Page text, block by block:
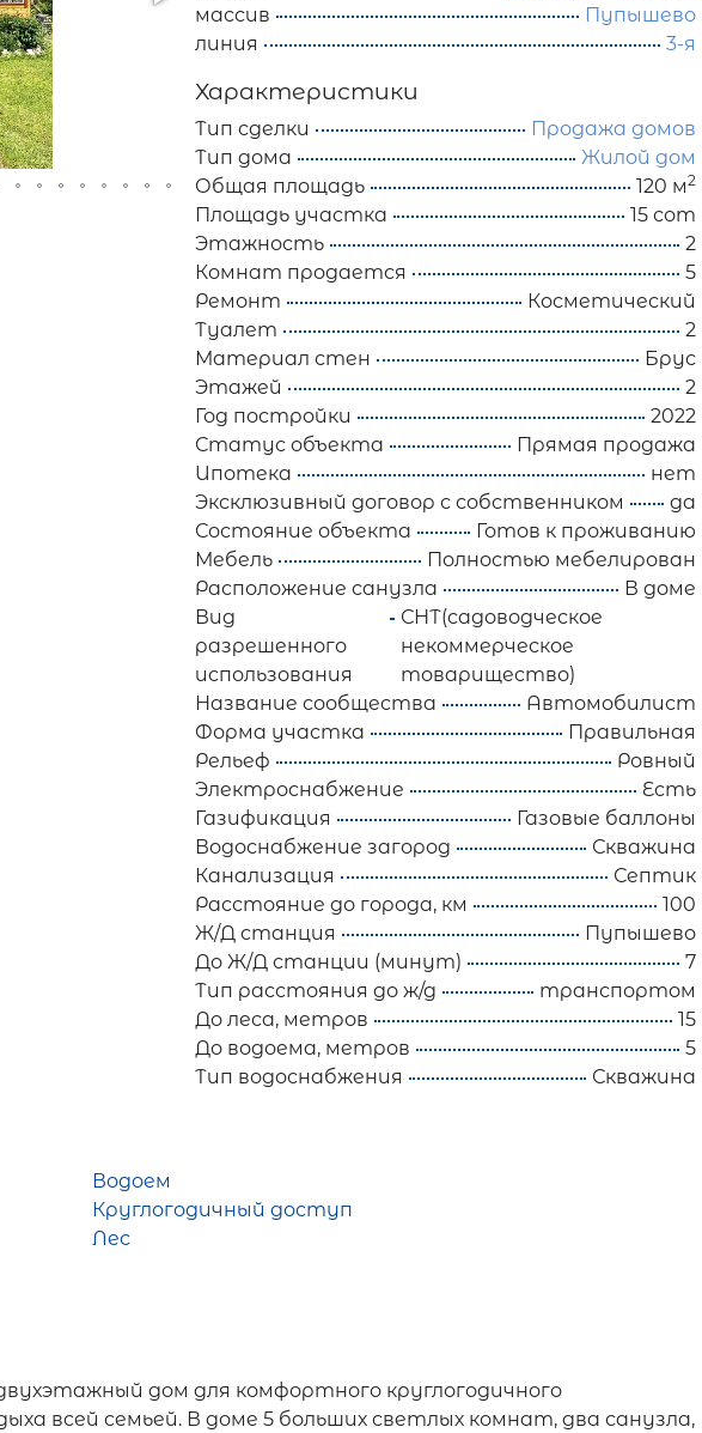
массив
Пупышево
линия
3-я
Характеристики
Тип сделки
Продажа домов
Тип дома
Жилой дом
Общая площадь
120 м2
Площадь участка
15 сот
Этажность
2
Комнат продается
5
Ремонт
Косметический
Туалет
2
Материал стен
Брус
Этажей
2
Год постройки
2022
Статус объекта
Прямая продажа
Ипотека
нет
Эксклюзивный договор с собственником
да
Состояние объекта
Готов к проживанию
Мебель
Полностью мебелирован
Расположение санузла
В доме
Вид
разрешенного
использования
СНТ(садоводческое
некоммерческое
товарищество)
Название сообщества
Автомобилист
Форма участка
Правильная
Рельеф
Ровный
Электроснабжение
Есть
Газификация
Газовые баллоны
Водоснабжение загород
Скважина
Канализация
Септик
Расстояние до города, км
100
Ж/Д станция
Пупышево
До Ж/Д станции (минут)
7
Тип расстояния до ж/д
транспортом
До леса, метров
15
До водоема, метров
5
Тип водоснабжения
Скважина
Водоем
Круглогодичный доступ
Лес
дом для комфортного круглогодичного
всей семьей. В доме 5 больших светлых комнат, два санузла,